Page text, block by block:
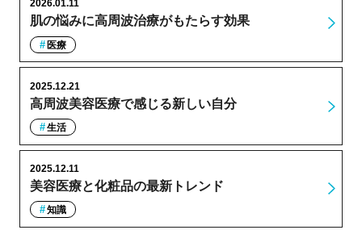
肌の悩みに高周波治療がもたらす効果
2026.01.11
医療
高周波美容医療で感じる新しい自分
2025.12.21
生活
美容医療と化粧品の最新トレンド
2025.12.11
知識